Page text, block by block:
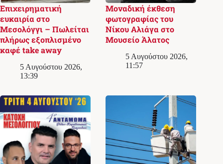
Επιχειρηματική
ευκαιρία στο
Μεσολόγγι – Πωλείται
πλήρως εξοπλισμένο
καφέ take away
5 Αυγούστου 2026,
13:39
Μοναδική έκθεση
φωτογραφίας του
Νίκου Αλιάγα στο
Μουσείο Άλατος
5 Αυγούστου 2026,
11:57